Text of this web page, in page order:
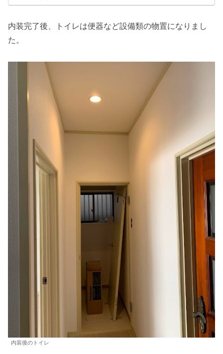
内装完了後、トイレは便器など設備類の物置になりまし
た。
内装後のトイレ